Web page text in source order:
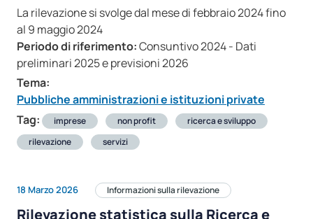
La rilevazione si svolge dal mese di febbraio 2024 fino
al 9 maggio 2024
Periodo di riferimento:Consuntivo 2024 - Dati
preliminari 2025 e previsioni 2026
Tema:
Pubbliche amministrazioni e istituzioni private
Tag:
imprese non profit
ricerca e sviluppo
rilevazione
servizi
18 Marzo 2026 Informazioni sulla rilevazione
Rilevazione statistica sulla Ricerca e